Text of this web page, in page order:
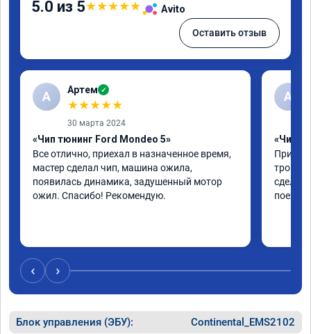
5.0 из 5★★★★★ Avito
Оставить отзыв
А Артем ✓
★★★★★
30 марта 2024
«Чип тюнинг Ford Mondeo 5»
Все отлично, приехал в назначенное время,
мастер сделал чип, машина ожила,
появилась динамика, задушенный мотор
ожил. Спасибо! Рекомендую.
А
«Чип
троила
‹ ›
Блок управления (ЭБУ): Continental_EMS2102